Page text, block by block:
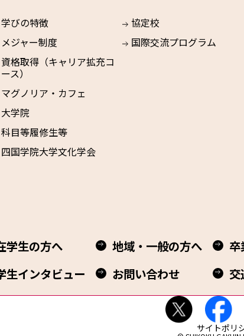
学びの特徴
メジャー制度
資格取得（キャリア拡充コ
ース）
マグノリア・カフェ
大学院
科目等履修生等
四国学院大学文化学会
協定校
国際交流プログラム
学生の方へ 地域・一般の方へ
生インタビュー お問い合わせ 交
サイトポリ